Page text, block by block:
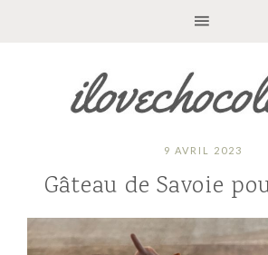
9 AVRIL 2023
Gâteau de Savoie